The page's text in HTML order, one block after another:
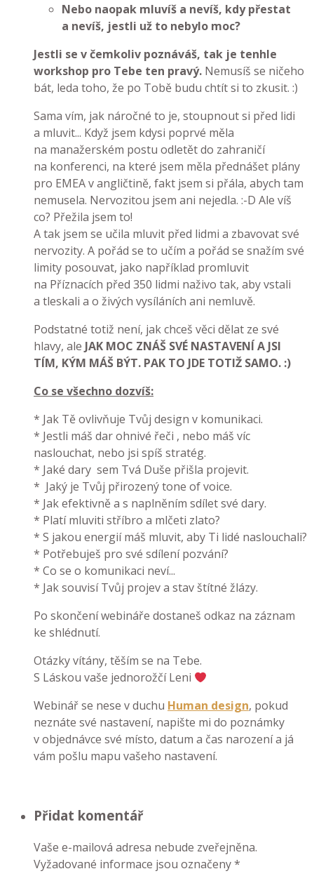
Nebo naopak mluvíš a nevíš, kdy přestat
a nevíš, jestli už to nebylo moc?
Jestli se v čemkoliv poznáváš, tak je tenhle
workshop pro Tebe ten pravý. Nemusíš se ničeho
bát, leda toho, že po Tobě budu chtít si to zkusit. :)
Sama vím, jak náročné to je, stoupnout si před lidi
a mluvit... Když jsem kdysi poprvé měla
na manažerském postu odletět do zahraničí
na konferenci, na které jsem měla přednášet plány
pro EMEA v angličtině, fakt jsem si přála, abych tam
nemusela. Nervozitou jsem ani nejedla. :-D Ale víš
co? Přežila jsem to!
A tak jsem se učila mluvit před lidmi a zbavovat své
nervozity. A pořád se to učím a pořád se snažím své
limity posouvat, jako například promluvit
na Příznacích před 350 lidmi naživo tak, aby vstali
a tleskali a o živých vysíláních ani nemluvě.
Podstatné totiž není, jak chceš věci dělat ze své
hlavy, ale JAK MOC ZNÁŠ SVÉ NASTAVENÍ A JSI
TÍM, KÝM MÁŠ BÝT. PAK TO JDE TOTIŽ SAMO. :)
Co se všechno dozvíš:
* Jak Tě ovlivňuje Tvůj design v komunikaci.
* Jestli máš dar ohnivé řeči , nebo máš víc
naslouchat, nebo jsi spíš stratég.
* Jaké dary sem Tvá Duše přišla projevit.
* Jaký je Tvůj přirozený tone of voice.
* Jak efektivně a s naplněním sdílet své dary.
* Platí mluviti stříbro a mlčeti zlato?
* S jakou energií máš mluvit, aby Ti lidé naslouchali?
* Potřebuješ pro své sdílení pozvání?
* Co se o komunikaci neví...
* Jak souvisí Tvůj projev a stav štítné žlázy.
Po skončení webináře dostaneš odkaz na záznam
ke shlédnutí.
Otázky vítány, těším se na Tebe.
S Láskou vaše jednorožčí Leni
Webinář se nese v duchu Human design, pokud
neznáte své nastavení, napište mi do poznámky
v objednávce své místo, datum a čas narození a já
vám pošlu mapu vašeho nastavení.
Přidat komentář
Vaše e-mailová adresa nebude zveřejněna.
Vyžadované informace jsou označeny*